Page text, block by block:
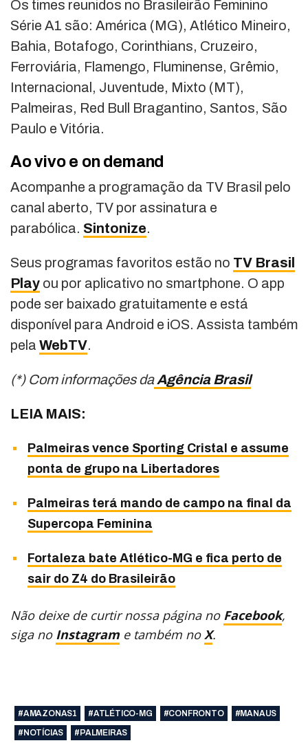
Os times reunidos no Brasileirão Feminino
Série A1 são: América (MG), Atlético Mineiro,
Bahia, Botafogo, Corinthians, Cruzeiro,
Ferroviária, Flamengo, Fluminense, Grêmio,
Internacional, Juventude, Mixto (MT),
Palmeiras, Red Bull Bragantino, Santos, São
Paulo e Vitória.
Ao vivo e on demand
Acompanhe a programação da TV Brasil pelo
canal aberto, TV por assinatura e
parabólica. Sintonize.
Seus programas favoritos estão no TV Brasil
Play ou por aplicativo no smartphone. O app
pode ser baixado gratuitamente e está
disponível para Android e iOS. Assista também
pela WebTV.
(*) Com informações daAgência Brasil
LEIA MAIS:
Palmeiras vence Sporting Cristal e assume
ponta de grupo na Libertadores
Palmeiras terá mando de campo na final da
Supercopa Feminina
Fortaleza bate Atlético-MG e fica perto de
sair do Z4 do Brasileirão
Não deixe de curtir nossa página no Facebook,
siga no Instagram e também noX.
#AMAZONAS1 #ATLÉTICO-MG #CONFRONTO
#MANAUS
#NOTÍCIAS
#PALMEIRAS